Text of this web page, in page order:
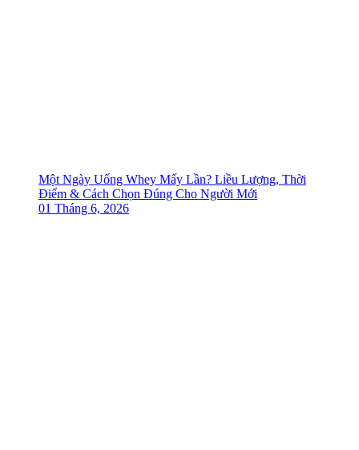
Một Ngày Uống Whey Mấy Lần? Liều Lượng, Thời
Điểm & Cách Chọn Đúng Cho Người Mới
01 Tháng 6, 2026